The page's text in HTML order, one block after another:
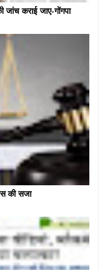
जांच कराई जाए-गोंगपा
की सजा